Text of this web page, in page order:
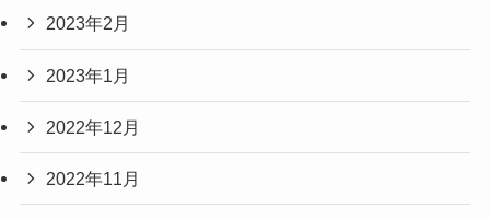
2023年2月
2023年1月
2022年12月
2022年11月